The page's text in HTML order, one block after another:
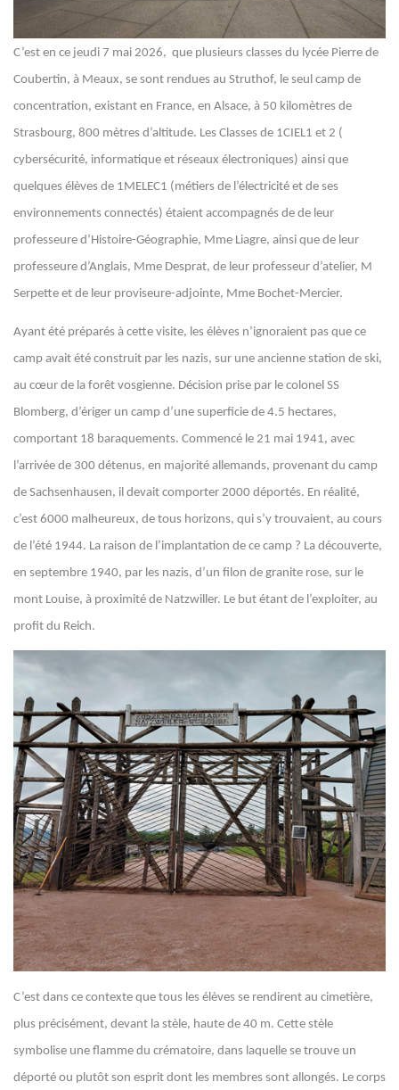
C’est en ce jeudi 7 mai 2026, que plusieurs classes du lycée Pierre de
Coubertin, à Meaux, se sont rendues au Struthof, le seul camp de
concentration, existant en France, en Alsace, à 50 kilomètres de
Strasbourg, 800 mètres d’altitude. Les Classes de 1CIEL1 et 2 (
cybersécurité, informatique et réseaux électroniques) ainsi que
quelques élèves de 1MELEC1 (métiers de l’électricité et de ses
environnements connectés) étaient accompagnés de de leur
professeure d’Histoire-Géographie, Mme Liagre, ainsi que de leur
professeure d’Anglais, Mme Desprat, de leur professeur d’atelier, M
Serpette et de leur proviseure-adjointe, Mme Bochet-Mercier.
Ayant été préparés à cette visite, les élèves n’ignoraient pas que ce
camp avait été construit par les nazis, sur une ancienne station de ski,
au cœur de la forêt vosgienne. Décision prise par le colonel SS
Blomberg, d’ériger un camp d’une superficie de 4.5 hectares,
comportant 18 baraquements. Commencé le 21 mai 1941, avec
l’arrivée de 300 détenus, en majorité allemands, provenant du camp
de Sachsenhausen, il devait comporter 2000 déportés. En réalité,
c’est 6000 malheureux, de tous horizons, qui s’y trouvaient, au cours
de l’été 1944. La raison de l’implantation de ce camp ? La découverte,
en septembre 1940, par les nazis, d’un filon de granite rose, sur le
mont Louise, à proximité de Natzwiller. Le but étant de l’exploiter, au
profit du Reich.
C’est dans ce contexte que tous les élèves se rendirent au cimetière,
plus précisément, devant la stèle, haute de 40 m. Cette stèle
symbolise une flamme du crématoire, dans laquelle se trouve un
déporté ou plutôt son esprit dont les membres sont allongés. Le corps